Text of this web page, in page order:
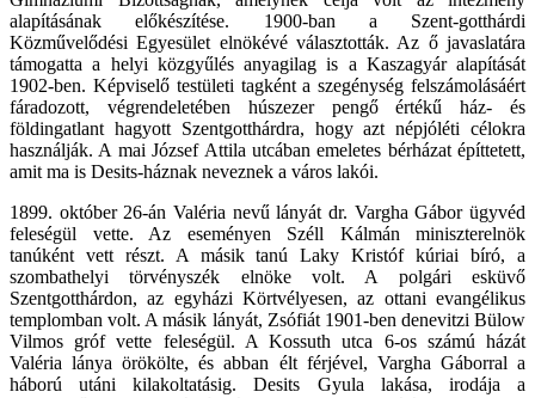
alapításának előkészítése. 1900-ban a Szent-gotthárdi
Közművelődési Egyesület elnökévé választották. Az ő javaslatára
támogatta a helyi közgyűlés anyagilag is a Kaszagyár alapítását
1902-ben. Képviselő testületi tagként a szegénység felszámolásáért
fáradozott, végrendeletében húszezer pengő értékű ház- és
földingatlant hagyott Szentgotthárdra, hogy azt népjóléti célokra
használják. A mai József Attila utcában emeletes bérházat építtetett,
amit ma is Desits-háznak neveznek a város lakói.
1899. október 26-án Valéria nevű lányát dr. Vargha Gábor ügyvéd
feleségül vette. Az eseményen Széll Kálmán miniszterelnök
tanúként vett részt. A másik tanú Laky Kristóf kúriai bíró, a
szombathelyi törvényszék elnöke volt. A polgári esküvő
Szentgotthárdon, az egyházi Körtvélyesen, az ottani evangélikus
templomban volt. A másik lányát, Zsófiát 1901-ben denevitzi Bülow
Vilmos gróf vette feleségül. A Kossuth utca 6-os számú házát
Valéria lánya örökölte, és abban élt férjével, Vargha Gáborral a
háború utáni kilakoltatásig. Desits Gyula lakása, irodája a